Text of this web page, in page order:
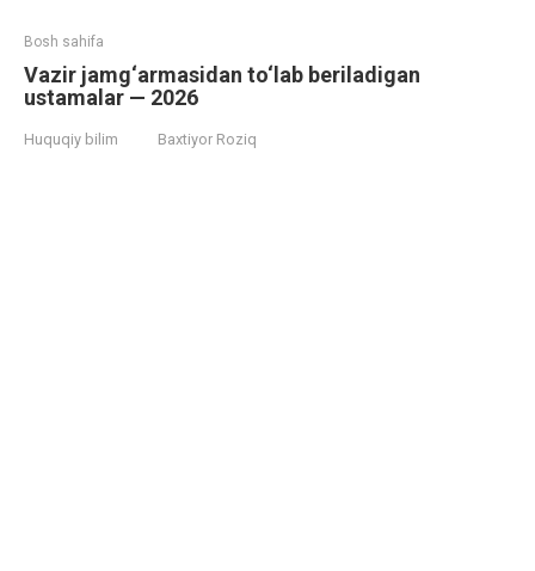
Bosh sahifa
Vazir jamg‘armasidan to‘lab beriladigan
ustamalar — 2026
Huquqiy bilim Baxtiyor Roziq